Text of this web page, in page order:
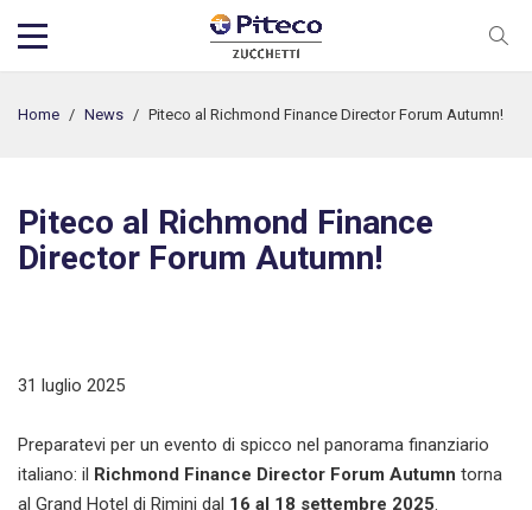
Home / News / Piteco al Richmond Finance Director Forum Autumn!
Piteco al Richmond Finance
Director Forum Autumn!
31 luglio 2025
Preparatevi per un evento di spicco nel panorama finanziario
italiano: il Richmond Finance Director Forum Autumn torna
al Grand Hotel di Rimini dal 16 al 18 settembre 2025